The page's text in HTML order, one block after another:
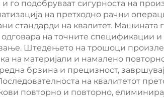
го подобруваат сигурноста на
на претходно рачни
стандарди на квалитет.
на точните спецификации
Штедењето на трошоци
на материјали и намалено
брзина и прецизност,
на квалитетот
повторно и повторно,